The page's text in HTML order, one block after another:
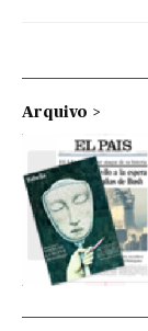
Arquivo